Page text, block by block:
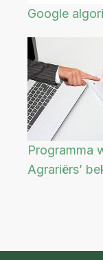
Google
Programma
Agrariërs’